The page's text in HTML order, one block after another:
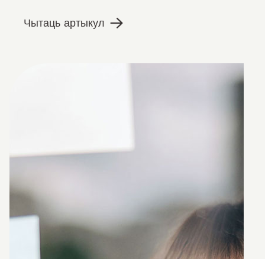
атрымліваць ад жыцця асалоду…
Чытаць артыкул